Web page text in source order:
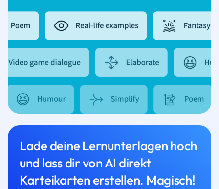
Lade deine Lernunterlagen hoch
und lass dir von AI direkt
Karteikarten erstellen. Magisch!